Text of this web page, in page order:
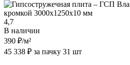
4,7
В наличии
390 ₽/м²
45 338 ₽ за пачку 31 шт